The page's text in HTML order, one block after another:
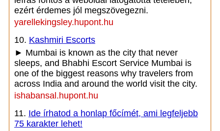
ezért érdemes jól megszövegezni.
yarellekingsley.hupont.hu
10. Kashmiri Escorts
► Mumbai is known as the city that never
sleeps, and Bhabhi Escort Service Mumbai is
one of the biggest reasons why travelers from
across India and around the world visit the city.
ishabansal.hupont.hu
11. Ide írhatod a honlap főcímét, ami legfeljebb
75 karakter lehet!